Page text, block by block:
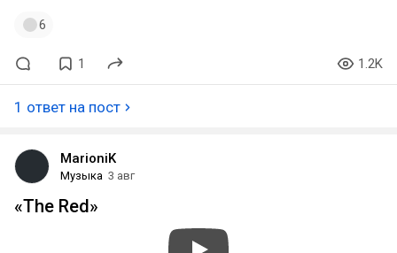
6
1 1.2K
1 ответ на пост
MarioniK
Музыка 3 авг
«The Red»